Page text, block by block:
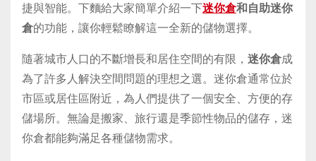
捷與智能。下麵給大家簡單介紹一下迷你倉和自助迷你
倉的功能，讓你輕鬆瞭解這一全新的儲物選擇。
隨著城市人口的不斷增長和居住空間的有限， 迷你倉成
為了許多人解決空間問題的理想之選。迷你倉通常位於
市區或居住區附近，為人們提供了一個安全、方便的存
儲場所。無論是搬家、旅行還是季節性物品的儲存，迷
你倉都能夠滿足各種儲物需求。